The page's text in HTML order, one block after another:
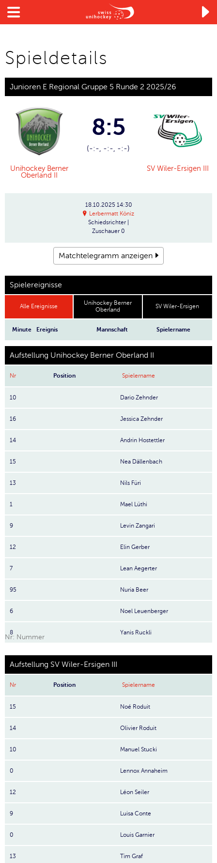

Spieldetails
Junioren E Regional Gruppe 5 Runde 2 2025/26
Unihockey Berner
Oberland II
8:5
(-:-, -:-, -:-)
SV Wiler-Ersigen III
18.10.2025 14:30
Lerbermatt Köniz
Schiedsrichter
Zuschauer 0
Matchtelegramm anzeigen
Spielereignisse
Alle Ereignisse
Unihockey Berner
Oberland
SV Wiler-Ersigen
Minute Ereignis Mannschaft Spielername
Aufstellung Unihockey Berner Oberland II
Nr Position Spielername
10 Dario Zehnder
16 Jessica Zehnder
14 Andrin Hostettler
15 Nea Dällenbach
13 Nils Füri
1 Mael Lüthi
9 Levin Zangari
12 Elin Gerber
7 Lean Aegerter
95 Nuria Beer
6 Noel Leuenberger
8 Yanis Ruckli
Nr: Nummer
Aufstellung SV Wiler-Ersigen III
Nr Position Spielername
15 Noé Roduit
14 Olivier Roduit
10 Manuel Stucki
0 Lennox Annaheim
12 Léon Seiler
9 Luisa Conte
0 Louis Garnier
13 Tim Graf